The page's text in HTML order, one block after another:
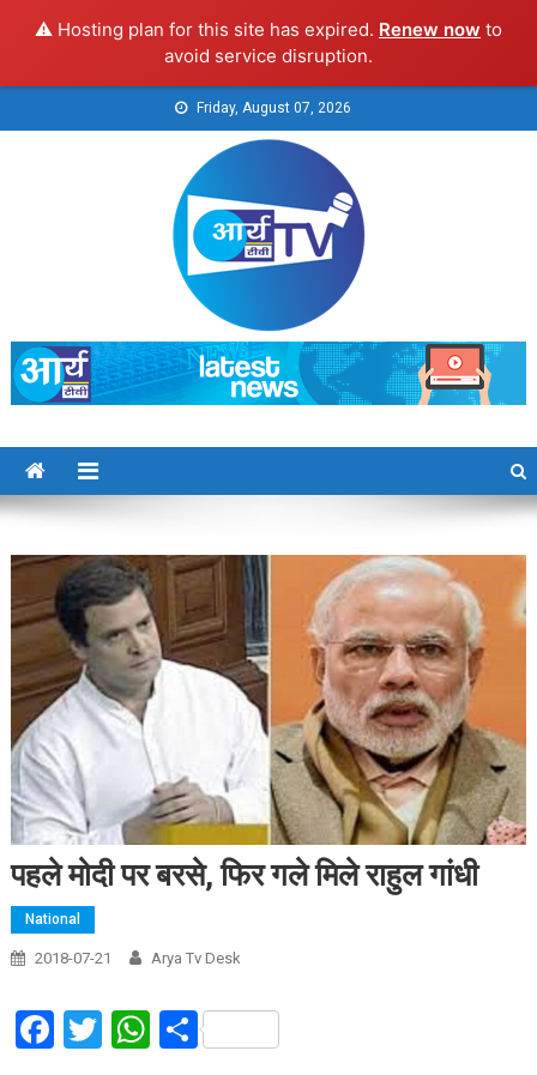
⚠️ Hosting plan for this site has expired. Renew now to
avoid service disruption.
to
Friday, August 07, 2026
Arya TV
पहले मोदी पर बरसे, फिर गले मिले राहुल गांधी
National
2018-07-21 Arya Tv Desk
Facebook
Twitter
WhatsApp
Share